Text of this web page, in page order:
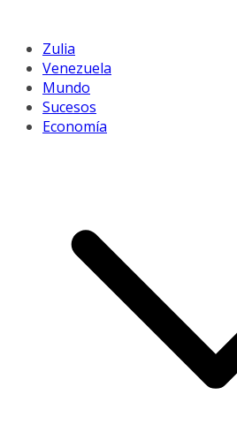
Zulia
Venezuela
Mundo
Sucesos
Economía